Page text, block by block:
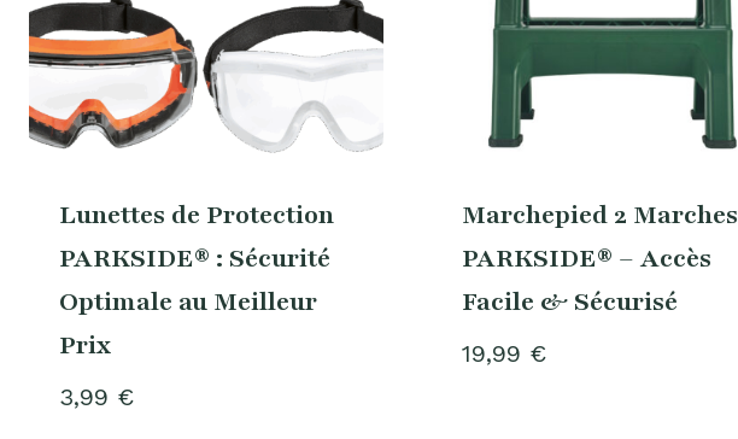
Lunettes de Protection
PARKSIDE® : Sécurité
Optimale au Meilleur
Prix
3,99 €
Marchepied 2 Marches
PARKSIDE® – Accès
Facile & Sécurisé
19,99 €